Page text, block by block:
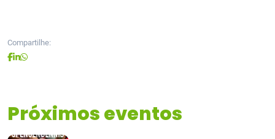
Compartilhe:
Próximos eventos